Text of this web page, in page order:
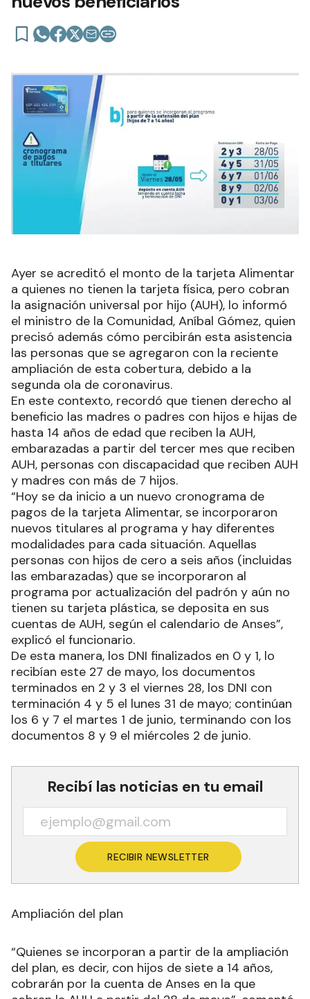
Ayer se acreditó el monto de la tarjeta Alimentar
a quienes no tienen la tarjeta física, pero cobran
la asignación universal por hijo (AUH), lo informó
el ministro de la Comunidad, Aníbal Gómez, quien
precisó además cómo percibirán esta asistencia
las personas que se agregaron con la reciente
ampliación de esta cobertura, debido a la
segunda ola de coronavirus.
En este contexto, recordó que tienen derecho al
beneficio las madres o padres con hijos e hijas de
hasta 14 años de edad que reciben la AUH,
embarazadas a partir del tercer mes que reciben
AUH, personas con discapacidad que reciben AUH
y madres con más de 7 hijos.
“Hoy se da inicio a un nuevo cronograma de
pagos de la tarjeta Alimentar, se incorporaron
nuevos titulares al programa y hay diferentes
modalidades para cada situación. Aquellas
personas con hijos de cero a seis años (incluidas
las embarazadas) que se incorporaron al
programa por actualización del padrón y aún no
tienen su tarjeta plástica, se deposita en sus
cuentas de AUH, según el calendario de Anses”,
explicó el funcionario.
De esta manera, los DNI finalizados en 0 y 1, lo
recibían este 27 de mayo, los documentos
terminados en 2 y 3 el viernes 28, los DNI con
terminación 4 y 5 el lunes 31 de mayo; continúan
los 6 y 7 el martes 1 de junio, terminando con los
documentos 8 y 9 el miércoles 2 de junio.
Recibí las noticias en tu email
RECIBIR NEWSLETTER
Ampliación del plan
“Quienes se incorporan a partir de la ampliación
del plan, es decir, con hijos de siete a 14 años,
cobrarán por la cuenta de Anses en la que